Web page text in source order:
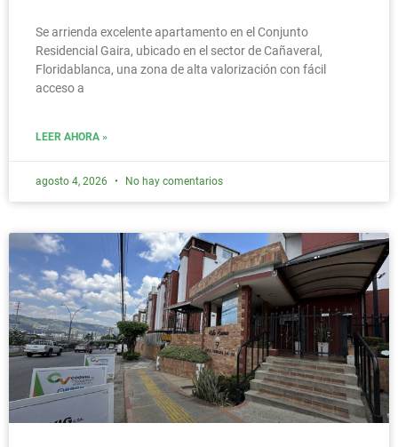
Se arrienda excelente apartamento en el Conjunto
Residencial Gaira, ubicado en el sector de Cañaveral,
Floridablanca, una zona de alta valorización con fácil
acceso a
LEER AHORA »
agosto 4, 2026 No hay comentarios